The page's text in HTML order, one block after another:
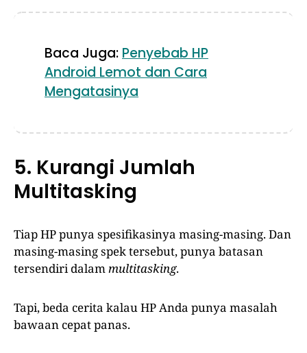
Baca Juga: Penyebab HP
Android Lemot dan Cara
Mengatasinya
5. Kurangi Jumlah
Multitasking
Tiap HP punya spesifikasinya masing-masing. Dan
masing-masing spek tersebut, punya batasan
tersendiri dalammultitasking.
Tapi, beda cerita kalau HP Anda punya masalah
bawaan cepat panas.